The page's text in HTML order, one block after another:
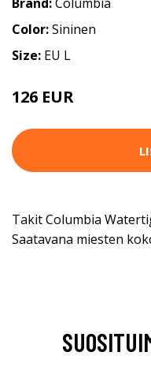
Color:Sininen
Size: EU L
126 EUR
Takit Columbia
Saatavana miesten